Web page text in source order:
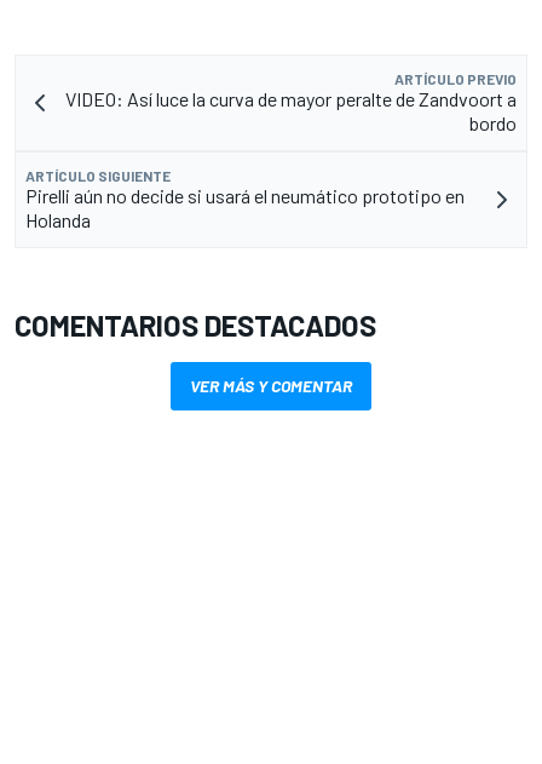
ARTÍCULO PREVIO
VIDEO: Así luce la curva de mayor peralte de Zandvoort a
bordo
ARTÍCULO SIGUIENTE
Pirelli aún no decide si usará el neumático prototipo en
Holanda
COMENTARIOS DESTACADOS
VER MÁS Y COMENTAR